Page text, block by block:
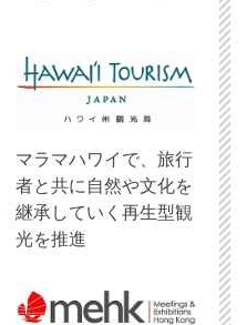
マラマハワイで、旅行
者と共に自然や文化を
継承していく再生型観
光を推進